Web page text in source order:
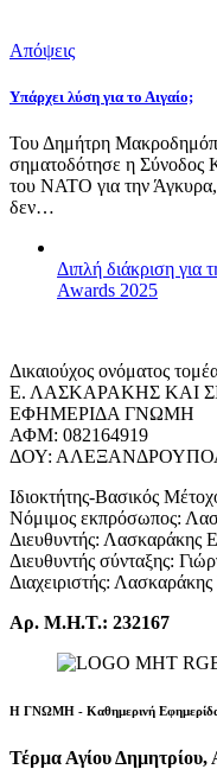
Απόψεις
Υπάρχει λύση για το Αιγαίο;
Του Δημήτρη
σηματοδότησε η Σύνοδος
του ΝΑΤΟ για την Άγκυρα,
δεν…
Διπλή διάκριση
Awards 2025
Δικαιούχος ονόματος
Ε. ΛΑΣΚΑΡΑΚΗΣ ΚΑΙ
ΕΦΗΜΕΡΙΔΑ ΓΝΩΜΗ
ΑΦΜ: 082164919
ΔΟΥ:
Ιδιοκτήτης-Βασικός
Νόμιμος εκπρόσωπος:
Διευθυντής: Λασκαράκης
Διευθυντής σύνταξης:
Διαχειριστής:
Αρ. Μ.Η.Τ.: 232167
Η ΓΝΩΜΗ - Καθημερινή
Τέρμα Αγίου Δημητρίου,